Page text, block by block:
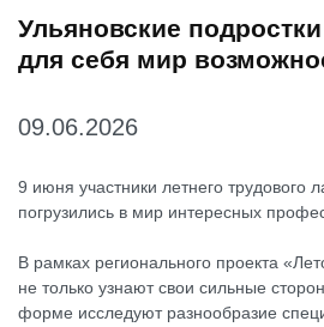
Ульяновские
для себя мир
09.06.2026
9 июня участники летнего трудового
погрузились в мир интересных
В рамках регионального проекта
не только узнают свои сильные
форме исследуют разнообразие